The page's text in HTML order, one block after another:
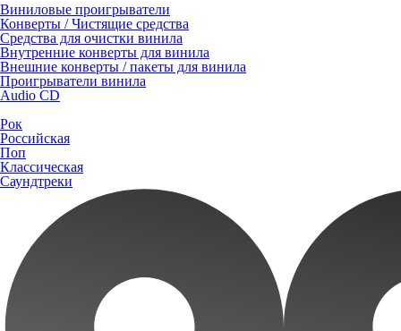
Виниловые проигрыватели
Конверты / Чистящие средства
Средства для очистки винила
Внутренние конверты для винила
Внешние конверты / пакеты для винила
Проигрыватели винила
Audio CD
Рок
Российская
Поп
Классическая
Саундтреки